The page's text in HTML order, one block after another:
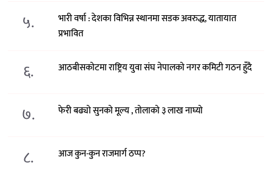
५.
भारी वर्षा : देशका विभिन्न स्थानमा सडक अवरुद्ध, यातायात
प्रभावित
६. आठबीसकोटमा राष्ट्रिय युवा संघ नेपालको नगर कमिटी गठन हुँदै
७. फेरी बढ्यो सुनको मूल्य , तोलाको ३ लाख नाघ्यो
८. आज कुन-कुन राजमार्ग ठप्प?